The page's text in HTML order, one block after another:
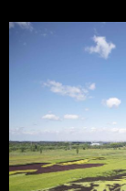
생생 중국어